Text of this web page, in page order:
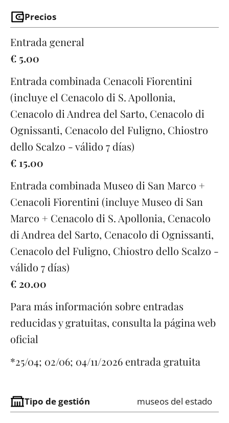
Precios
Entrada general
€ 5.00
Entrada combinada Cenacoli Fiorentini
(incluye el Cenacolo di S. Apollonia,
Cenacolo di Andrea del Sarto, Cenacolo di
Ognissanti, Cenacolo del Fuligno, Chiostro
dello Scalzo - válido 7 días)
€ 15.00
Entrada combinada Museo di San Marco +
Cenacoli Fiorentini (incluye Museo di San
Marco + Cenacolo di S. Apollonia, Cenacolo
di Andrea del Sarto, Cenacolo di Ognissanti,
Cenacolo del Fuligno, Chiostro dello Scalzo -
válido 7 días)
€ 20.00
Para más información sobre entradas
reducidas y gratuitas, consulta la página web
oficial
*25/04; 02/06; 04/11/2026 entrada gratuita
Tipo de gestión museos del estado